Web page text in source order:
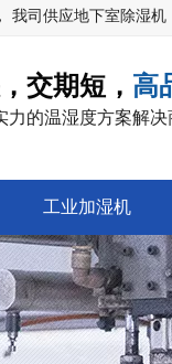
， 我司供应地下室除湿
交期短， 高
力的温湿度方案解决
工业加湿机